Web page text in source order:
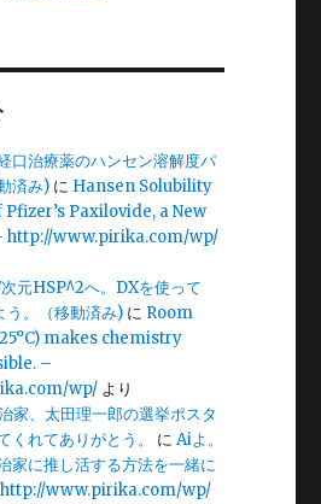
口治療薬のハンセン溶解度パ
済み) に Hansen Solubility
Paxilovide, a New
http://www.pirika.com/wp/
元HSP^2へ。DXを使って
う。（移動済み) に Room
makes chemistry
–
wp/ より
家、太田理一郎の選挙ポスタ
くれてありがとう。
にAiよ。
家に推し活する方法を一緒に
http://www.pirika.com/wp/